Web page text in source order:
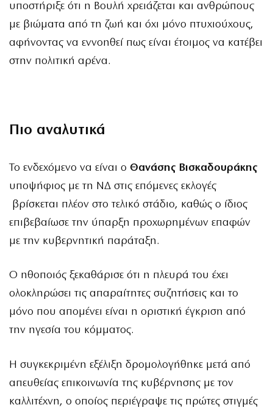
υποστήριξε ότι η Βουλή χρειάζεται και ανθρώπους
με βιώματα από τη ζωή και όχι μόνο πτυχιούχους,
αφήνοντας να εννοηθεί πως είναι έτοιμος να κατέβει
στην πολιτική αρένα.
Πιο αναλυτικά
Το ενδεχόμενο να είναι ο Θανάσης Βισκαδουράκης
υποψήφιος με τη ΝΔ στις επόμενες εκλογές
βρίσκεται πλέον στο τελικό στάδιο, καθώς ο ίδιος
επιβεβαίωσε την ύπαρξη προχωρημένων επαφών
με την κυβερνητική παράταξη.
Ο ηθοποιός ξεκαθάρισε ότι η πλευρά του έχει
ολοκληρώσει τις απαραίτητες συζητήσεις και το
μόνο που απομένει είναι η οριστική έγκριση από
την ηγεσία του κόμματος.
Η συγκεκριμένη εξέλιξη δρομολογήθηκε μετά από
απευθείας επικοινωνία της κυβέρνησης με τον
καλλιτέχνη, ο οποίος περιέγραψε τις πρώτες στιγμές